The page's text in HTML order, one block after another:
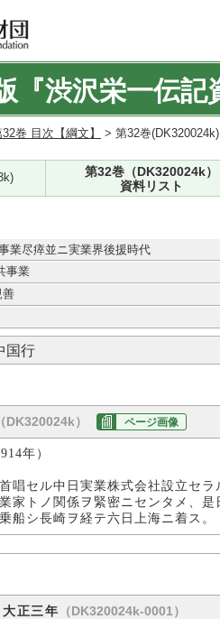
『渋沢栄一伝記
巻 目次【綱文】 > 第32巻
第32巻（DK320024k）
資料リスト
業尽瘁並ニ実業界後援時代
事業
行
） ページ画像
年）
唱セル中日実業株式会社設立セ
家トノ関係ヲ緊密ニセンタメ、
船シ長崎ヲ経テ六日上海ニ着ス。
正三年 （DK320024k-0001）